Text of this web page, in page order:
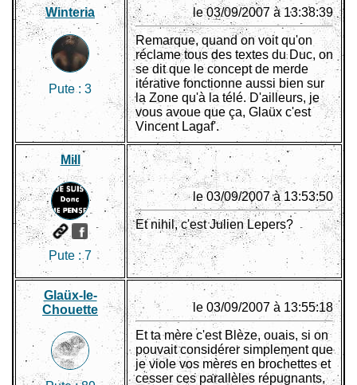
Winteria
Pute : 3
le 03/09/2007 à 13:38:39
Remarque, quand on voit qu'on
réclame tous des textes du Duc, on
se dit que le concept de merde
itérative fonctionne aussi bien sur
la Zone qu'à la télé. D'ailleurs, je
vous avoue que ça, Glaüx c'est
Vincent Lagaf'.
Mill
Pute :7
le 03/09/2007 à 13:53:50
Et nihil, c'est Julien Lepers?
Glaüx-le-
Chouette
le 03/09/2007 à 13:55:18
Et ta mère c'est Blèze, ouais, si on
pouvait considérer simplement que
je viole vos mères en brochettes et
cesser ces parallèles répugnants,